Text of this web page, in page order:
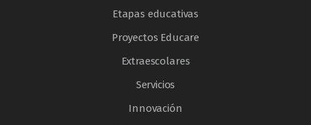
Etapas educativas
Proyectos Educare
Extraescolares
Servicios
Innovación